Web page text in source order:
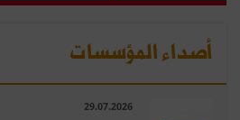
أصداء المؤسسات
29.07.2026